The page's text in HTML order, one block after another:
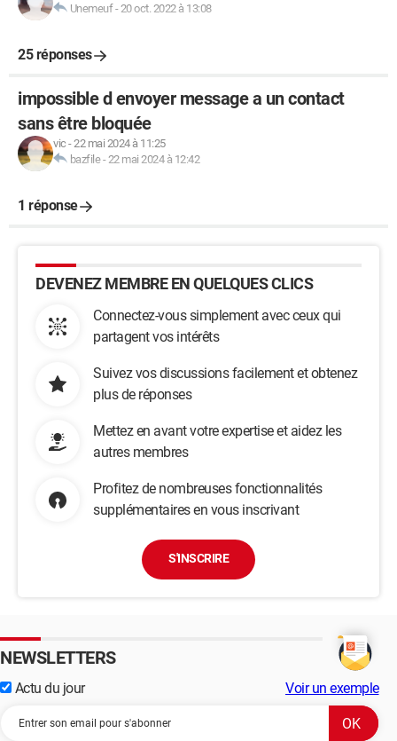
Unemeuf-20 oct. 2022 à 13:08
25 réponses
impossible d envoyer message a un contact
sans être bloquée
vic -22 mai 2024 à 11:25
bazfile-22 mai 2024 à 12:42
1 réponse
DEVENEZ MEMBRE EN QUELQUES CLICS
Connectez-vous simplement avec ceux qui
partagent vos intérêts
Suivez vos discussions facilement et obtenez
plus de réponses
Mettez en avant votre expertise et aidez les
autres membres
Profitez de nombreuses fonctionnalités
supplémentaires en vous inscrivant
S'INSCRIRE
NEWSLETTERS
Actu du jour Voir un exemple